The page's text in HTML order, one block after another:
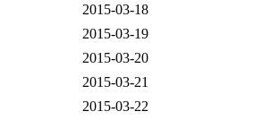
2015-03-18
2015-03-19
2015-03-20
2015-03-21
2015-03-22